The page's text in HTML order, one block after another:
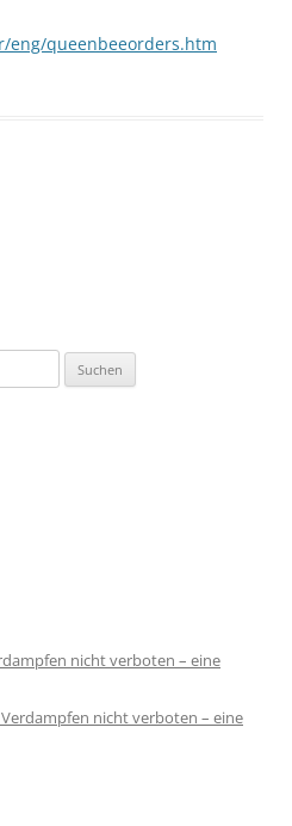
eng/queenbeeorders.htm
nicht verboten – eine
nicht verboten – eine